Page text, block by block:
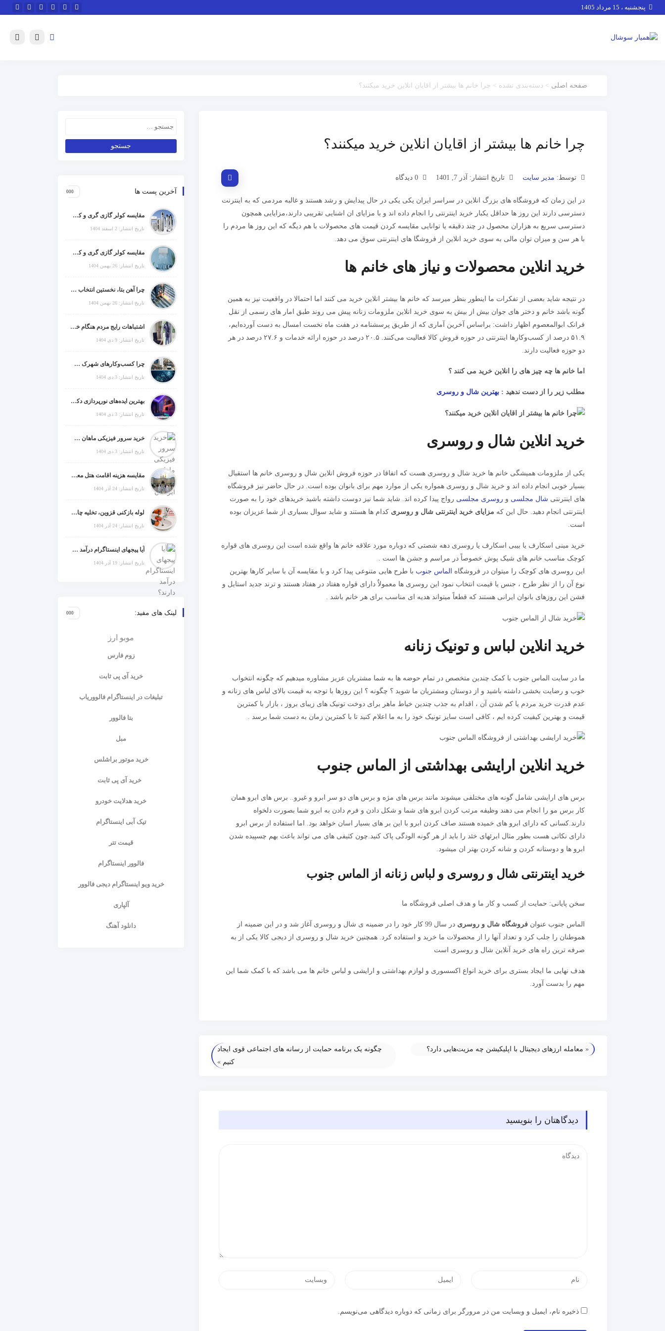
پنجشنبه ، 15 مرداد 1405
صفحه اصلی > دسته‌بندی نشده > چرا خانم ها بیشتر از اقایان انلاین خرید میکنند؟
چرا خانم ها بیشتر از اقایان انلاین خرید میکنند؟
توسط: مدیر سایت تاریخ انتشار: آذر 7, 1401
در این زمان که فروشگاه های بزرگ انلاین در سراسر ایران یکی یکی در حال پیدایش و رشد هستند و غالبه مردمی که به اینترنت
دسترسی دارند این روز ها حداقل یکبار خرید اینترنتی را انجام داده اند و با مزایای ان اشنایی تقریبی دارند،مزایایی همچون
دسترسی سریع به هزاران محصول در چند دقیقه یا توانایی مقایسه کردن قیمت های محصولات با هم دیگه که این روز ها مردم را
با هر سن و میزان توان مالی به سوی خرید انلاین از فروشگا های اینترنتی سوق می دهد.
خرید انلاین محصولات و نیاز های خانم ها
در نتیجه شاید بعضی از تفکرات ما اینطور بنظر میرسد که خانم ها بیشتر انلاین خرید می کنند اما احتمالا در واقعیت نیز به همین
گونه باشد خانم و دختر های جوان بیش از بیش به سوی خرید انلاین ملزومات زنانه پیش می روند طبق امار های رسمی از نقل
فرانک ابوالمعصوم اظهار داشت: براساس آخرین آماری که از طریق پرسشنامه در هفت ماه نخست امسال به دست آورده‌ایم،
۵۱.۹ درصد از کسب‌وکارها اینترنتی در حوزه فروش کالا فعالیت می‌کنند. ۲۰.۵ درصد در حوزه ارائه خدمات و ۲۷.۶ درصد در هر
دو حوزه فعالیت دارند.
اما خانم ها چه چیز های را انلاین خرید می کنند ؟
مطلب زیر را از دست ندهید : بهترین شال و روسری
خرید انلاین شال و روسری
یکی از ملزومات همیشگی خانم ها خرید شال و روسری هست که اتفاقا در حوزه فروش انلاین شال و روسری خانم ها استقبال
بسیار خوبی انجام داده اند و خرید شال و روسری همواره یکی از موارد مهم برای بانوان بوده است. در حال حاضر نیز فروشگاه
های اینترنتی شال مجلسی و روسری مجلسی رواج پیدا کرده اند. شاید شما نیز دوست داشته باشید خرید‌های خود را به صورت
اینترنتی انجام دهید. حال این که مزایای خرید اینترنتی شال و روسری کدام ها هستند و شاید سوال بسیاری از شما عزیزان بوده
است.
خرید مینی اسکارف یا بیبی اسکارف یا روسری دهه شصتی که دوباره مورد علاقه خانم ها واقع شده است این روسری های قواره
کوچک مناسب خانم های شیک پوش خصوصاً در مراسم و جشن ها است .
این روسری های کوچک را میتوان در فروشگاه
الماس جنوب با طرح هایی متنوعی پیدا کرد و با مقایسه آن با سایر کارها بهترین
نوع آن را از نظر طرح ، جنس یا قیمت انتخاب نمود این روسری ها معمولاٌ دارای قواره هفتاد در هفتاد هستند و ترند جدید استایل و
فشن این روزهای بانوان ایرانی هستند که قطعاً میتواند هدیه ای مناسب برای هر خانم باشد .
خرید انلاین لباس و تونیک زنانه
ما در سایت الماس جنوب با کمک چندین متخصص در تمام حوضه ها به شما مشتریان عزیز مشاوره میدهیم که چگونه انتخواب
خوب و رضایت بخشی داشته باشید و از دوستان ومشتریان ما شوید ؟ چگونه ؟ این روزها با توجه به قیمت بالای لباس های زنانه و
عدم قدرت خرید مردم یا کم شدن آن ، اقدام به جذب چندین خیاط ماهر برای دوخت تونیک های زیبای بروز ، بازار با کمترین
قیمت و بهترین کیفیت کرده ایم ، کافی است سایز تونیک خود را به ما اعلام کنید تا با کمترین زمان به دست شما برسد .
خرید انلاین ارایشی بهداشتی از الماس جنوب
برس های ارایشی شامل گونه های مختلفی میشوند مانند برس های مژه و برس های دو سر ابرو و غیرو.. برس های ابرو همان
کار برس مو را انجام می دهند وظیفه مرتب کردن ابرو های شما و شکل دادن و فرم دادن به ابرو شما بصورت دلخواه
دارند.کسانی که دارای ابرو های خمیده هستند صاف کردن ابرو با این بر های بسیار اسان خواهد بود. اما استفاده از برس ابرو
دارای نکاتی هست بطور مثال ابرئهای خئد را باید از هر گونه الودگی پاک کنید.چون کثیفی های می تواند باعث بهم چسپیده شدن
ابرو ها و دوستانه کردن و شانه کردن بهتر ان میشود.
خرید اینترنتی شال و روسری و لباس زنانه از الماس جنوب
سخن پایانی: حمایت از کسب و کار ما و هدف اصلی فروشگاه ما
الماس جنوب عنوان فروشگاه شال و روسری
در سال 99 کار خود را در ضمینه ی شال و روسری آغاز شد و در این ضمینه از
هموطنان را جلب کرد و تعداد آنها را از محصولات ما خرید و استفاده کرد. همچنین خرید شال و روسری از دیجی کالا یکی از به
صرفه ترین راه های خرید آنلاین شال و روسری است
هدف نهایی ما ایجاد بستری برای خرید انواع اکسسوری و لوازم بهداشتی و ارایشی و لباس خانم ها می باشد که با کمک شما این
مهم را بدست آورد.
« معامله ارز‌های دیجیتال با اپلیکیشن چه مزیت‌هایی دارد؟
چگونه یک برنامه حمایت از رسانه های اجتماعی قوی ایجاد
کنیم »
دیدگاهتان را بنویسید
ذخیره نام، ایمیل و وبسایت من در مرورگر برای زمانی که دوباره دیدگاهی می‌نویسم.
آخرین پست ها
مقایسه کولر گازی گری و کریر و ال جی و جنرال گلد و هایسنس و مدیا و اجنرال
تاریخ انتشار: 2 اسفند 1404
مقایسه کولر گازی گری و کریر و ال جی و جنرال گلد و جنرال شکار و سامسونگ و یونیوا
تاریخ انتشار: 26 بهمن 1404
چرا آهن بتا، نخستین انتخاب برای گل میخ عرشه فولادی در ایران است؟
تاریخ انتشار: 26 بهمن 1404
اشتباهات رایج مردم هنگام خرید دزدگیر منزل
تاریخ انتشار: 9 دی 1404
چرا کسب‌وکارهای شهرک صنعتی چهاردانگه فوراً به طراحی سایت نیاز دارند؟
تاریخ انتشار: 3 دی 1404
بهترین ایده‌های نورپردازی دکوراتیو با ال ای دی برای منزل، فروشگاه و دفتر کار
تاریخ انتشار: 3 دی 1404
خرید سرور فیزیکی ماهان شبکه ایرانیان
تاریخ انتشار: 3 دی 1404
مقایسه هزینه اقامت هتل معمولی، میان‌رده یا 5 ستاره در سفر زیارتی عراق
تاریخ انتشار: 24 آذر 1404
لوله بازکنی قزوین، تخلیه چاه و خدمات تخصصی لوله‌کشی و تشخیص ترکیدگی
تاریخ انتشار: 24 آذر 1404
آیا پیجهای اینستاگرام درآمد دارند؟ راز موفقیت با استراتژی هوشمندانه
تاریخ انتشار: 19 آذر 1404
لینک های مفید:
موبو ارز
زوم فارس
خرید آی پی ثابت
تبلیغات در اینستاگرام فالووریاب
بتا فالوور
مبل
خرید موتور براشلس
خرید آی پی ثابت
خرید هدلایت خودرو
تیک آبی اینستاگرام
قیمت تتر
فالوور اینستاگرام
خرید ویو اینستاگرام دیجی فالوور
آلپاری
دانلود آهنگ